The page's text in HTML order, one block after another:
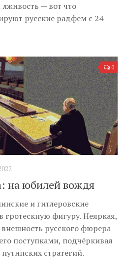
— вот что
русские радфем с 24
0
на юбилей вождя
и гитлеровские
фигуру. Неяркая,
русского фюрера
поступками, подчёркивая
стратегий.